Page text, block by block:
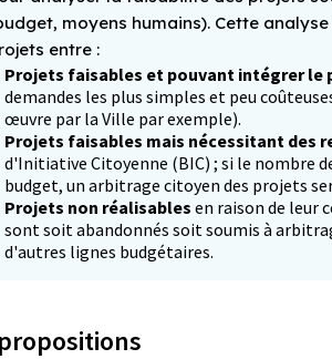
moyens humains). Cette
entre :
Projets faisables et pouvant intégrer le
demandes les plus simples et peu
œuvre par la Ville par exemple).
Projets faisables mais nécessitant des
d'Initiative Citoyenne (BIC) ; si le nombre
budget, un arbitrage citoyen des projets
Projets non réalisables en raison de leur
sont soit abandonnés soit soumis à
d'autres lignes budgétaires.